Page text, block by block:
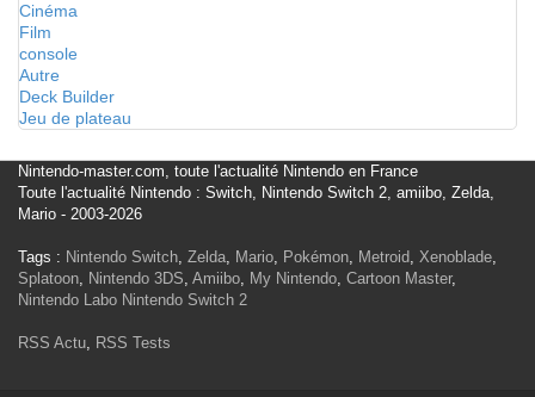
Cinéma
Film
console
Autre
Deck Builder
Jeu de plateau
Nintendo-master.com, toute l'actualité Nintendo en France
Toute l'actualité Nintendo : Switch, Nintendo Switch 2, amiibo, Zelda,
Mario - 2003-2026
Tags : Nintendo Switch, Zelda, Mario, Pokémon, Metroid, Xenoblade,
Splatoon, Nintendo 3DS, Amiibo, My Nintendo, Cartoon Master,
Nintendo Labo Nintendo Switch 2
RSS Actu, RSS Tests